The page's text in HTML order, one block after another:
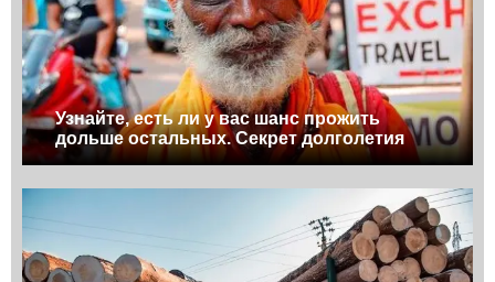
Узнайте, есть ли у вас шанс прожить
дольше остальных. Секрет долголетия